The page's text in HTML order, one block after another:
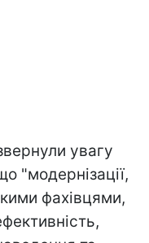
увагу
"модернізації,
фахівцями,